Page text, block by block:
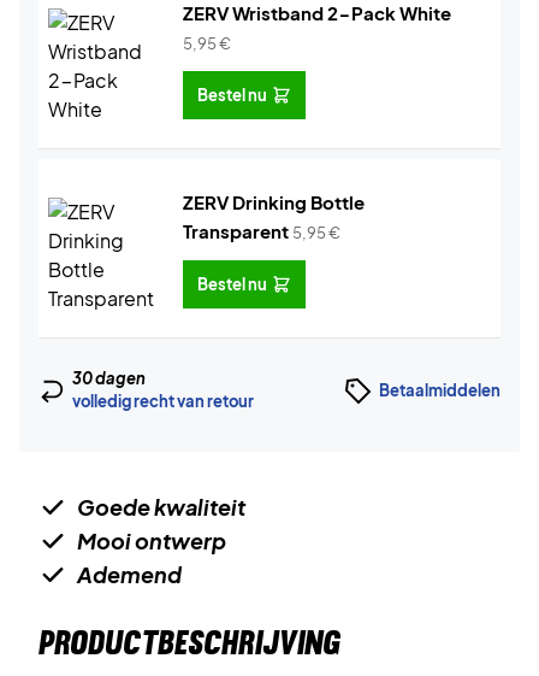
ZERV Wristband 2-Pack White
5,95€
Bestel nu
ZERV Drinking Bottle
Transparent 5,95€
Bestel nu
30 dagen
volledig recht van retour
Betaalmiddelen
Goede kwaliteit
Mooi ontwerp
Ademend
PRODUCTBESCHRIJVING